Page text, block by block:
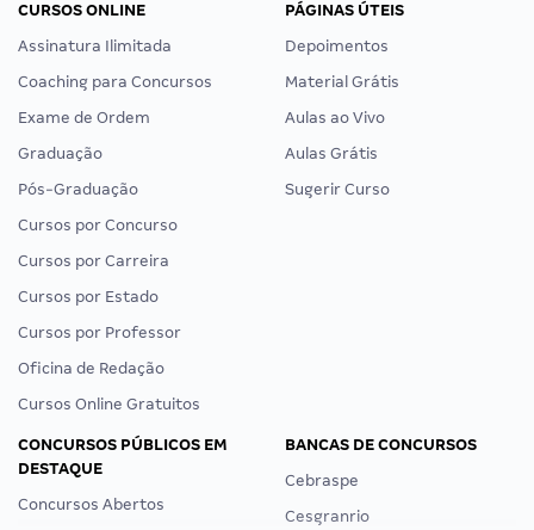
CURSOS ONLINE
Assinatura Ilimitada
Coaching para Concursos
Exame de Ordem
Graduação
Pós-Graduação
Cursos por Concurso
Cursos por Carreira
Cursos por Estado
Cursos por Professor
Oficina de Redação
Cursos Online Gratuitos
PÁGINAS ÚTEIS
Depoimentos
Material Grátis
Aulas ao Vivo
Aulas Grátis
Sugerir Curso
CONCURSOS PÚBLICOS EM
DESTAQUE
Concursos Abertos
BANCAS DE CONCURSOS
Cebraspe
Cesgranrio